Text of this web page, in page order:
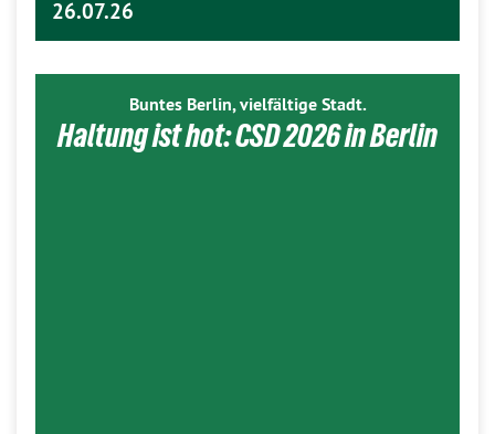
26.07.26
Buntes Berlin, vielfältige Stadt.
Haltung ist hot: CSD 2026 in Berlin